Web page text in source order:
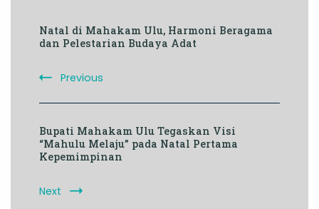
Navigation
Natal di Mahakam Ulu, Harmoni Beragama
dan Pelestarian Budaya Adat
Previous
Bupati Mahakam Ulu Tegaskan Visi
“Mahulu Melaju” pada Natal Pertama
Kepemimpinan
Next